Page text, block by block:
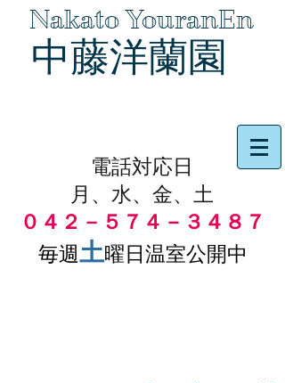
Nakato YouranEn
中藤洋蘭園
電話対応日
月、水、金、土
０４２－５７４－３４８７
毎週土曜日温室公開中